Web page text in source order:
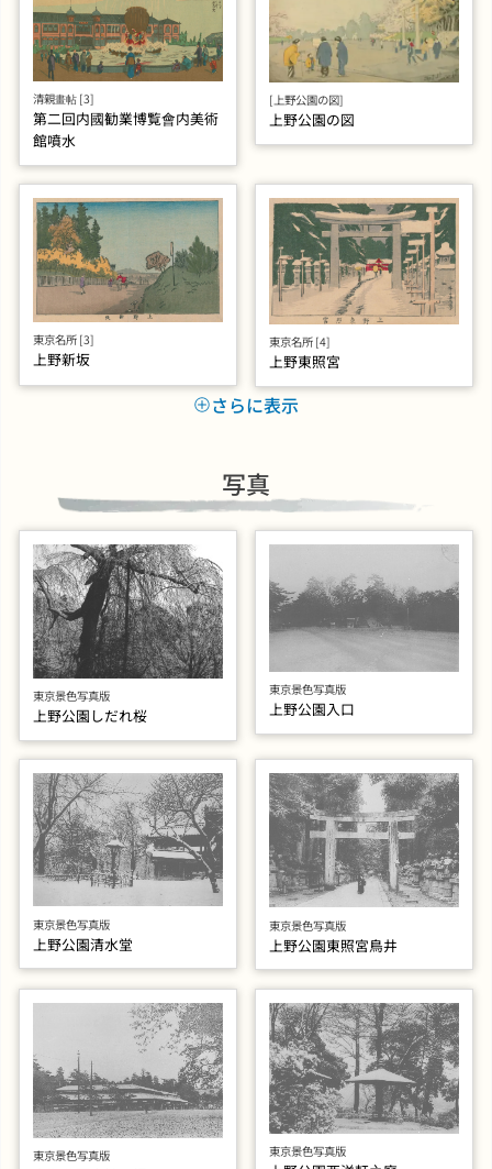
清親畫帖 [3]
第二回内國勧業博覧會内美術
館噴水
[上野公園の図]
上野公園の図
東京名所 [3]
上野新坂
東京名所 [4]
上野東照宮
さらに表示
写真
東京景色写真版
上野公園しだれ桜
東京景色写真版
上野公園入口
東京景色写真版
上野公園清水堂
東京景色写真版
上野公園東照宮鳥井
東京景色写真版 東京景色写真版